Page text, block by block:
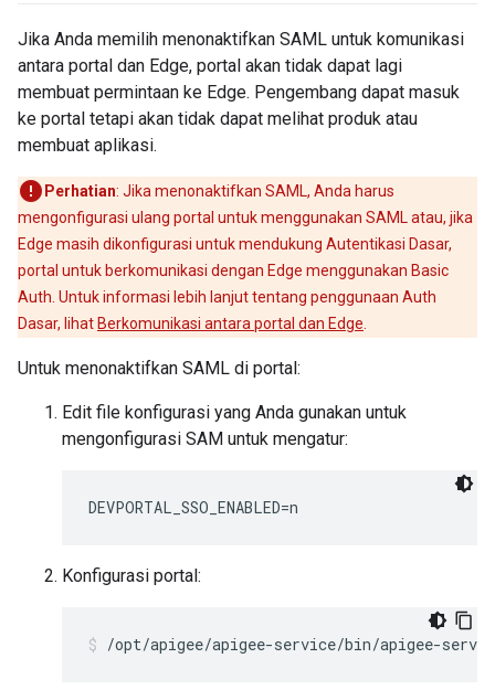
Jika Anda memilih menonaktifkan SAML untuk komunikasi
antara portal dan Edge, portal akan tidak dapat lagi
membuat permintaan ke Edge. Pengembang dapat masuk
ke portal tetapi akan tidak dapat melihat produk atau
membuat aplikasi.
Perhatian: Jika menonaktifkan SAML, Anda harus
mengonfigurasi ulang portal untuk menggunakan SAML atau, jika
Edge masih dikonfigurasi untuk mendukung Autentikasi Dasar,
portal untuk berkomunikasi dengan Edge menggunakan Basic
Auth. Untuk informasi lebih lanjut tentang penggunaan Auth
Dasar, lihat Berkomunikasi antara portal dan Edge.
Untuk menonaktifkan SAML di portal:
Edit file konfigurasi yang Anda gunakan untuk
mengonfigurasi SAM untuk mengatur:
DEVPORTAL_SSO_ENABLED=n
Konfigurasi portal:
/opt/apigee/apigee-service/bin/apigee-